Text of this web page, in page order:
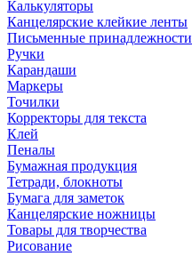
Калькуляторы
Канцелярские клейкие ленты
Письменные принадлежности
Ручки
Карандаши
Маркеры
Точилки
Корректоры для текста
Клей
Пеналы
Бумажная продукция
Тетради, блокноты
Бумага для заметок
Канцелярские ножницы
Товары для творчества
Рисование